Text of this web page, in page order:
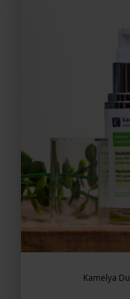
Kamelya